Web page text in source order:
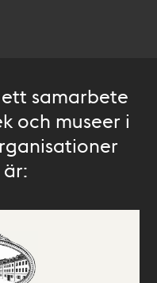
samarbete
och museer i